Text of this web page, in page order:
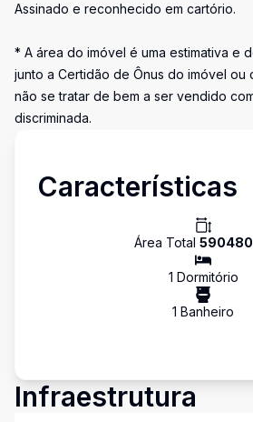
Assinado e reconhecido em cartório.
* A área do imóvel é uma estimativa e
junto a Certidão de Ônus do imóvel ou
não se tratar de bem a ser vendido
discriminada.
Características
Área Total 590480
1 Dormitório
1 Banheiro
Infraestrutura